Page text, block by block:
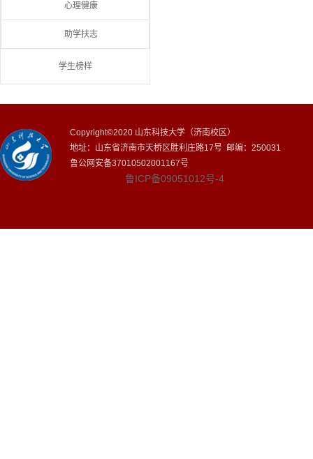
心理健康
助学扶志
学生榜样
Copyright©2020 山东科技大学（济南校区）
地址：山东省济南市天桥区胜利庄路17号 邮编：250031
鲁公网安备37010502001167号
鲁ICP备09051012号-4